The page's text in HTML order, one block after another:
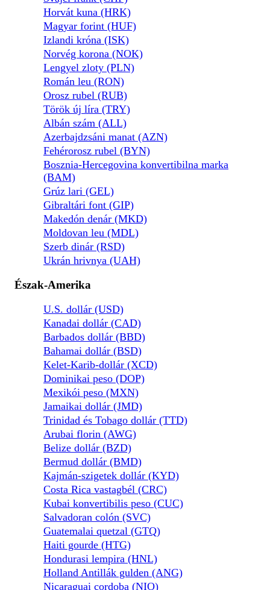
Horvát kuna (HRK)
Magyar forint (HUF)
Izlandi króna (ISK)
Norvég korona (NOK)
Lengyel zloty (PLN)
Román leu (RON)
Orosz rubel (RUB)
Török új líra (TRY)
Albán szám (ALL)
Azerbajdzsáni manat (AZN)
Fehérorosz rubel (BYN)
Bosznia-Hercegovina konvertibilna marka
(BAM)
Grúz lari (GEL)
Gibraltári font (GIP)
Makedón denár (MKD)
Moldovan leu (MDL)
Szerb dinár (RSD)
Ukrán hrivnya (UAH)
Észak-Amerika
U.S. dollár (USD)
Kanadai dollár (CAD)
Barbados dollár (BBD)
Bahamai dollár (BSD)
Kelet-Karib-dollár (XCD)
Dominikai peso (DOP)
Mexikói peso (MXN)
Jamaikai dollár (JMD)
Trinidad és Tobago dollár (TTD)
Arubai florin (AWG)
Belize dollár (BZD)
Bermud dollár (BMD)
Kajmán-szigetek dollár (KYD)
Costa Rica vastagbél (CRC)
Kubai konvertibilis peso (CUC)
Salvadoran colón (SVC)
Guatemalai quetzal (GTQ)
Haiti gourde (HTG)
Hondurasi lempira (HNL)
Holland Antillák gulden (ANG)
Nicaraguai cordoba (NIO)